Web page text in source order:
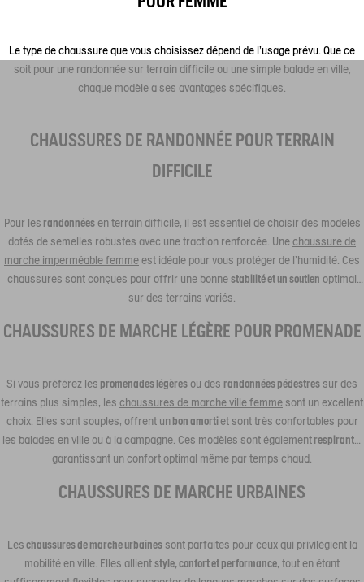
Le type de chaussure que vous choisissez dépend de l’usage prévu. Que ce
soit pour une randonnée sur terrain difficile ou une simple balade en ville,
chaque modèle a ses avantages spécifiques.
CHAUSSURES DE RANDONNÉE POUR TERRAIN
DIFFICILE
Pour les randonnéesen terrain difficile, il est essentiel de choisir des modèles
dotés de semelles robustes avec une traction renforcée. Une chaussure de
marche imperméable femme est idéale pour vous protéger de l’humidité. Ces
chaussures sont conçues pour offrir une bonne stabilité et un soutien optimal
sur des terrains variés.
CHAUSSURES DE MARCHE LÉGÈRE POUR PROMENADE
Si vous préférez les promenades légères ou des randonnées pédestres sur des
terrains plus simples, les chaussures de marche ville femme sont un excellent
choix. Elles sont souples, offrent unbon amortiet sont très confortables pour
les balades en ville ou à la campagne. Ces modèles sont également respirants
garantissant un confort optimal même par temps chaud.
CHAUSSURES DE MARCHE URBAINES
Les chaussures de marche urbainessont parfaites pour ceux qui privilégient la
mobilité en ville. Elles allient style, confort et performance, tout en étant